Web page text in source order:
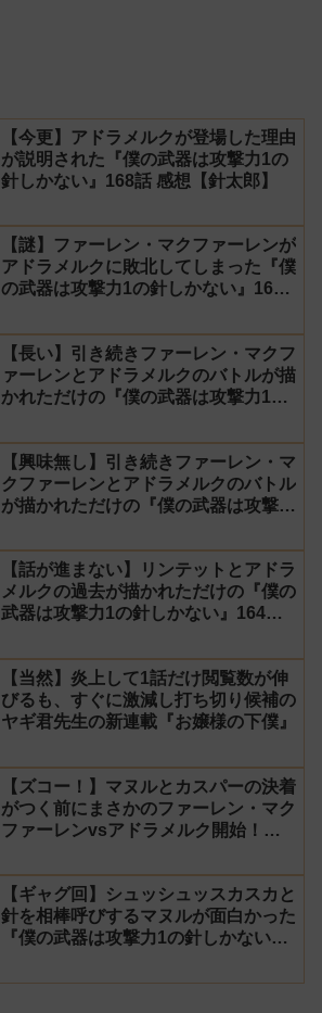
【今更】アドラメルクが登場した理由
が説明された『僕の武器は攻撃力1の
針しかない』168話 感想【針太郎】
【謎】ファーレン・マクファーレンが
アドラメルクに敗北してしまった『僕
の武器は攻撃力1の針しかない』167
【長い】引き続きファーレン・マクフ
ァーレンとアドラメルクのバトルが描
かれただけの『僕の武器は攻撃力1の
【興味無し】引き続きファーレン・マ
クファーレンとアドラメルクのバトル
が描かれただけの『僕の武器は攻撃力
郎】
【話が進まない】リンテットとアドラ
メルクの過去が描かれただけの『僕の
武器は攻撃力1の針しかない』164話
【当然】炎上して1話だけ閲覧数が伸
びるも、すぐに激減し打ち切り候補の
ヤギ君先生の新連載『お嬢様の下僕』
【ズコー！】マヌルとカスパーの決着
がつく前にまさかのファーレン・マク
ファーレンvsアドラメルク開始！？
163話 感想【針太郎】
【ギャグ回】シュッシュッスカスカと
針を相棒呼びするマヌルが面白かった
『僕の武器は攻撃力1の針しかない』